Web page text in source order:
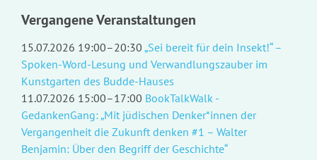
Vergangene Veranstaltungen
15.07.2026 19:00–20:30 „Sei bereit für dein Insekt!“ –
Spoken-Word-Lesung und Verwandlungszauber im
Kunstgarten des Budde-Hauses
11.07.2026 15:00–17:00 BookTalkWalk -
GedankenGang: „Mit jüdischen Denker*innen der
Vergangenheit die Zukunft denken #1 – Walter
Benjamin: Über den Begriff der Geschichte“